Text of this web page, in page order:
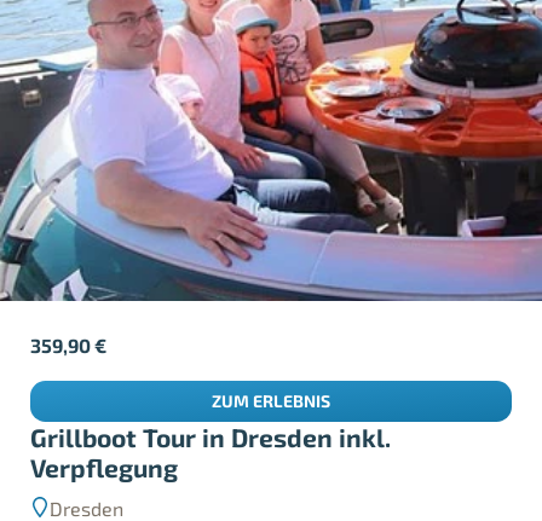
Grillboot Tour in Dresden inkl.
Verpflegung
Dresden
359,90€
ZUM ERLEBNIS